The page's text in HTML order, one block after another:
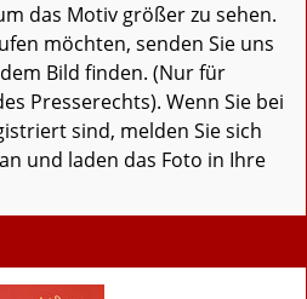
das Motiv größer zu sehen.
möchten, senden Sie uns
Bild finden. (Nur für
Presserechts). Wenn Sie bei
sind, melden Sie sich
und laden das Foto in Ihre